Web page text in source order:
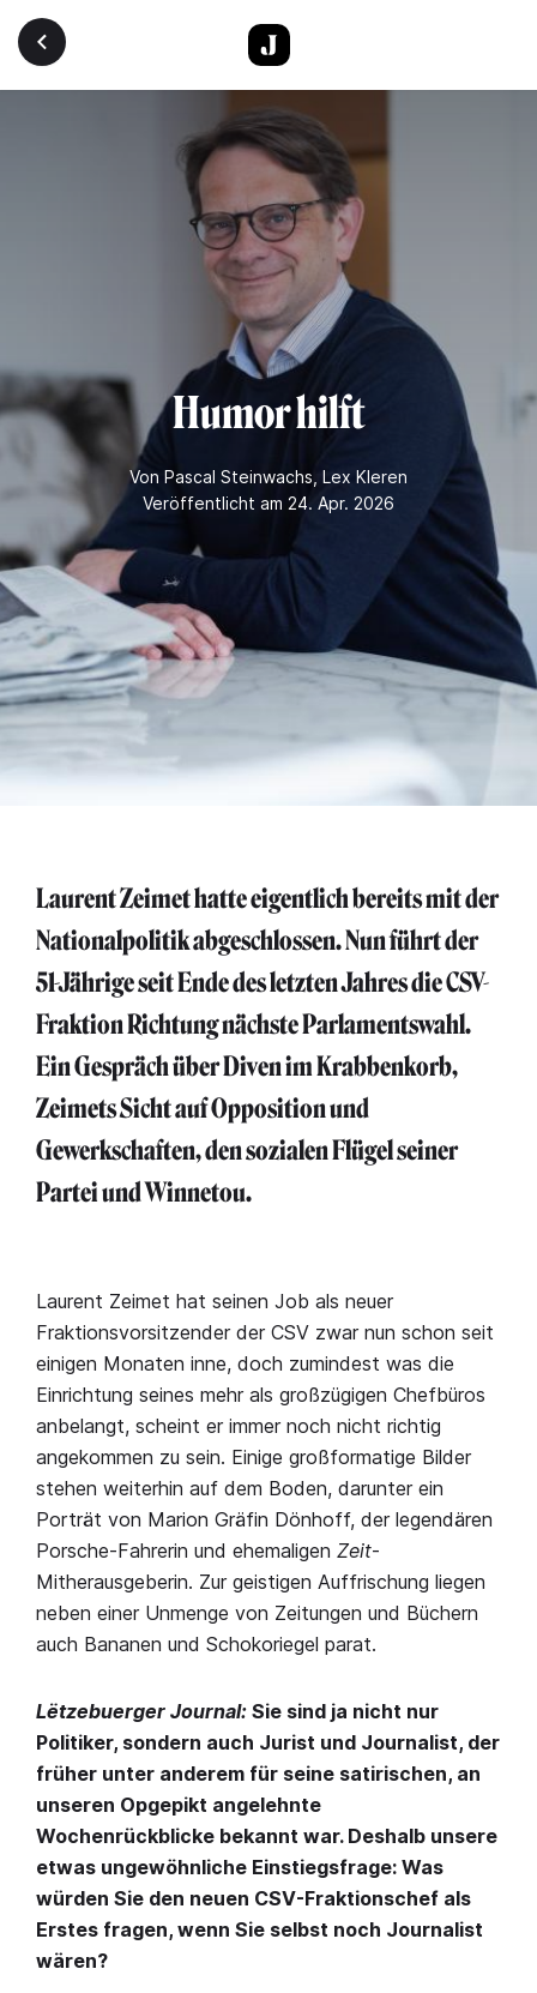
Direkt zum Inhalt
Humor hilft
Von Pascal Steinwachs Lex Kleren
Veröffentlicht am 24. Apr. 2026
Laurent Zeimet hatte eigentlich bereits mit der
Nationalpolitik abgeschlossen. Nun führt der
51-Jährige seit Ende des letzten Jahres die CSV-
Fraktion Richtung nächste Parlamentswahl.
Ein Gespräch über Diven im Krabbenkorb,
Zeimets Sicht auf Opposition und
Gewerkschaften, den sozialen Flügel seiner
Partei und Winnetou.
Laurent Zeimet hat seinen Job als neuer
Fraktionsvorsitzender der CSV zwar nun schon seit
einigen Monaten inne, doch zumindest was die
Einrichtung seines mehr als großzügigen Chefbüros
anbelangt, scheint er immer noch nicht richtig
angekommen zu sein. Einige großformatige Bilder
stehen weiterhin auf dem Boden, darunter ein
Porträt von Marion Gräfin Dönhoff, der legendären
Porsche-Fahrerin und ehemaligen Zeit-
Mitherausgeberin. Zur geistigen Auffrischung liegen
neben einer Unmenge von Zeitungen und Büchern
auch Bananen und Schokoriegel parat.
Lëtzebuerger Journal: Sie sind ja nicht nur
Politiker, sondern auch Jurist und Journalist, der
früher unter anderem für seine satirischen, an
unseren Opgepikt angelehnte
Wochenrückblicke bekannt war. Deshalb unsere
etwas ungewöhnliche Einstiegsfrage: Was
würden Sie den neuen CSV-Fraktionschef als
Erstes fragen, wenn Sie selbst noch Journalist
wären?